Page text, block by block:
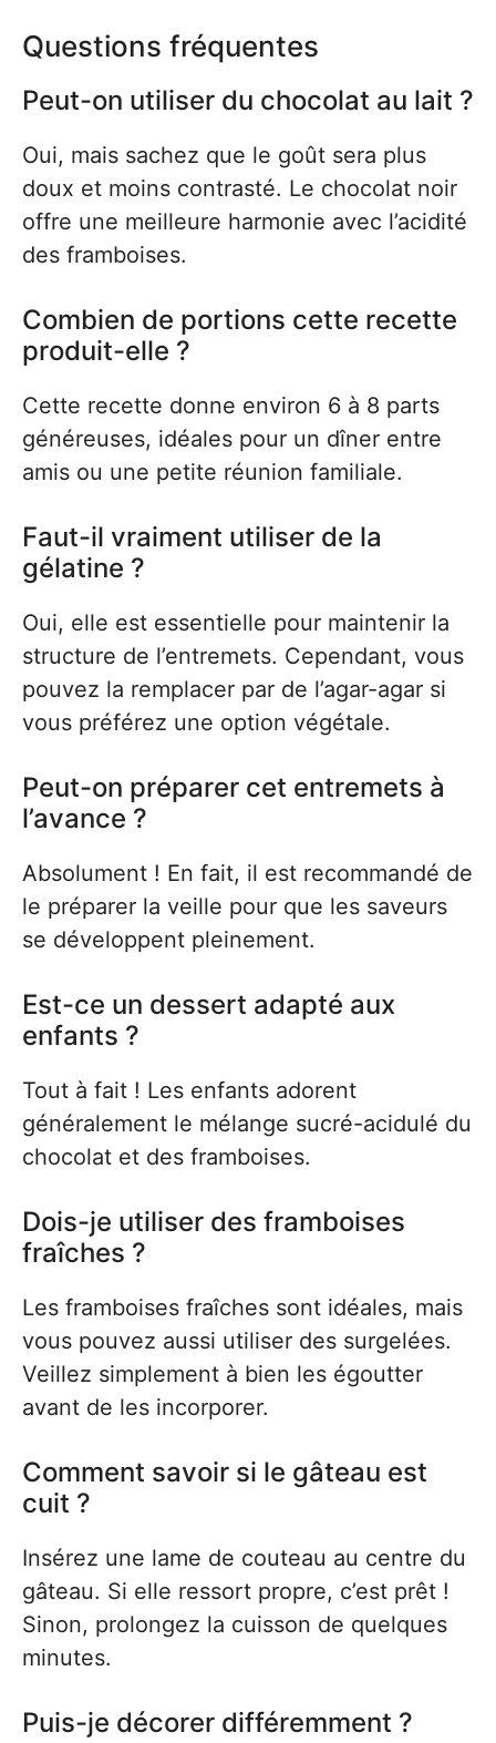
Questions fréquentes
Peut-on utiliser du chocolat au lait ?
Oui, mais sachez que le goût sera plus
doux et moins contrasté. Le chocolat noir
offre une meilleure harmonie avec l’acidité
des framboises.
Combien de portions cette recette
produit-elle ?
Cette recette donne environ 6 à 8 parts
généreuses, idéales pour un dîner entre
amis ou une petite réunion familiale.
Faut-il vraiment utiliser de la
gélatine ?
Oui, elle est essentielle pour maintenir la
structure de l’entremets. Cependant, vous
pouvez la remplacer par de l’agar-agar si
vous préférez une option végétale.
Peut-on préparer cet entremets à
l’avance ?
Absolument ! En fait, il est recommandé de
le préparer la veille pour que les saveurs
se développent pleinement.
Est-ce un dessert adapté aux
enfants ?
Tout à fait ! Les enfants adorent
généralement le mélange sucré-acidulé du
chocolat et des framboises.
Dois-je utiliser des framboises
fraîches ?
Les framboises fraîches sont idéales, mais
vous pouvez aussi utiliser des surgelées.
Veillez simplement à bien les égoutter
avant de les incorporer.
Comment savoir si le gâteau est
cuit ?
Insérez une lame de couteau au centre du
gâteau. Si elle ressort propre, c’est prêt !
Sinon, prolongez la cuisson de quelques
minutes.
Puis-je décorer différemment ?